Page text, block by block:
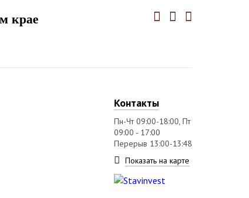
крае
Контакты
Пн-Чт 09:00-18:00, Пт
09:00 - 17:00
Перерыв 13:00-13:48
Показать на карте